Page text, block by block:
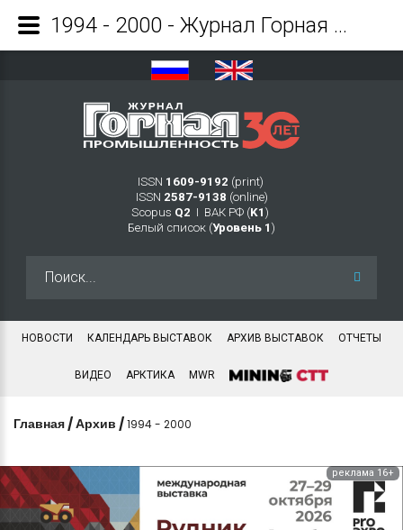
ISSN 1609-9192 (print)
ISSN 2587-9138 (online)
Scopus Q2 Ι ВАК РФ (K1 )
Белый список (Уровень 1 )
НОВОСТИ КАЛЕНДАРЬ ВЫСТАВОК АРХИВ ВЫСТАВОК ОТЧЕТЫ
ВИДЕО АРКТИКА MWR
Главная /Архив /1994 - 2000
реклама 16+
1994 - 2000 - Журнал Горная промышленность